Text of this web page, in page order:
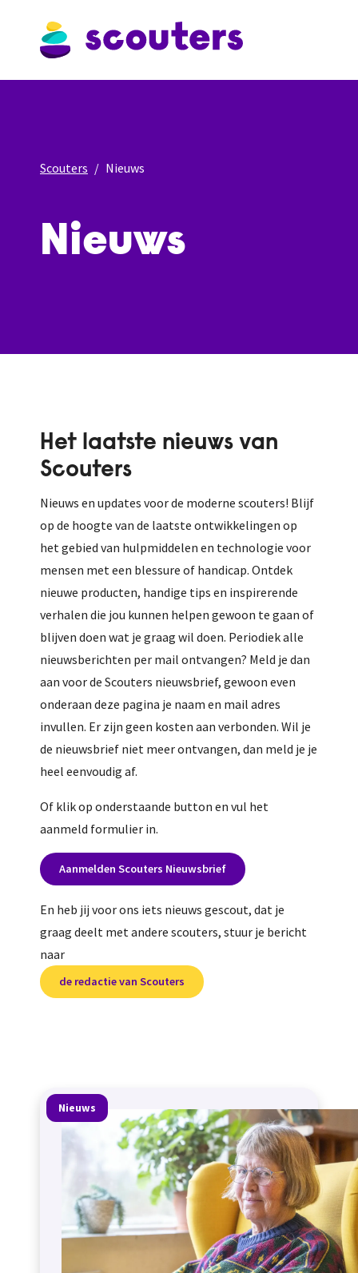
Scouters Nieuws
Nieuws
Het laatste nieuws van
Scouters
Nieuws en updates voor de moderne scouters! Blijf
op de hoogte van de laatste ontwikkelingen op
het gebied van hulpmiddelen en technologie voor
mensen met een blessure of handicap. Ontdek
nieuwe producten, handige tips en inspirerende
verhalen die jou kunnen helpen gewoon te gaan of
blijven doen wat je graag wil doen. Periodiek alle
nieuwsberichten per mail ontvangen? Meld je dan
aan voor de Scouters nieuwsbrief, gewoon even
onderaan deze pagina je naam en mail adres
invullen. Er zijn geen kosten aan verbonden. Wil je
de nieuwsbrief niet meer ontvangen, dan meld je je
heel eenvoudig af.
Of klik op onderstaande button en vul het
aanmeld formulier in.
Aanmelden Scouters Nieuwsbrief
En heb jij voor ons iets nieuws gescout, dat je
graag deelt met andere scouters, stuur je bericht
naar
de redactie van Scouters
Nieuws